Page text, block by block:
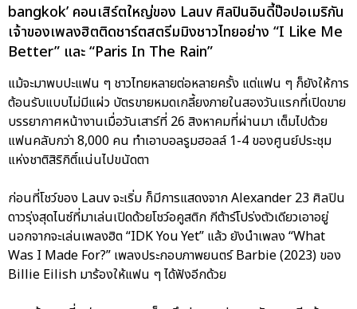
bangkok’ คอนเสิร์ตใหญ่ของ Lauv ศิลปินอินดี้ป๊อปอเมริกัน
เจ้าของเพลงฮิตติดชาร์ตสตรีมมิงชาวไทยอย่าง “I Like Me
Better” และ “Paris In The Rain”
แม้จะมาพบปะแฟน ๆ ชาวไทยหลายต่อหลายครั้ง แต่แฟน ๆ ก็ยังให้การ
ต้อนรับแบบไม่มีแผ่ว บัตรขายหมดเกลี้ยงภายในสองวันแรกที่เปิดขาย
บรรยากาศหน้างานเมื่อวันเสาร์ที่ 26 สิงหาคมที่ผ่านมา เต็มไปด้วย
แฟนคลับกว่า 8,000 คน ทำเอาบอลรูมฮอลล์ 1-4 ของศูนย์ประชุม
แห่งชาติสิริกิติ์แน่นไปขนัดตา
ก่อนที่โชว์ของ Lauv จะเริ่ม ก็มีการแสดงจาก Alexander 23 ศิลปิน
ดาวรุ่งสุดไนซ์ที่มาเล่นเปิดด้วยโชว์อคูสติก กีต้าร์โปร่งตัวเดียวเอาอยู่
นอกจากจะเล่นเพลงฮิต “IDK You Yet” แล้ว ยังนำเพลง “What
Was I Made For?” เพลงประกอบภาพยนตร์ Barbie (2023) ของ
Billie Eilish มาร้องให้แฟน ๆ ได้ฟังอีกด้วย